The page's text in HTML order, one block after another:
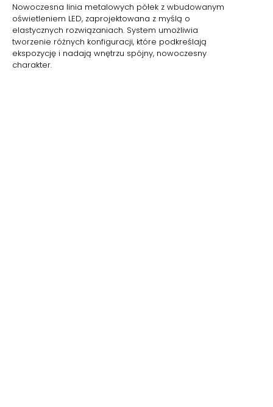
Nowoczesna linia metalowych półek z wbudowanym
oświetleniem LED, zaprojektowana z myślą o
elastycznych rozwiązaniach. System umożliwia
tworzenie różnych konfiguracji, które podkreślają
ekspozycję i nadają wnętrzu spójny, nowoczesny
charakter.